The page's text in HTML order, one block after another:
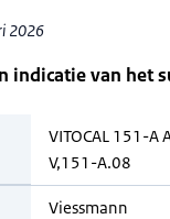
2026
indicatie van het
VITOCAL 151-A
V,151-A.08
Viessmann